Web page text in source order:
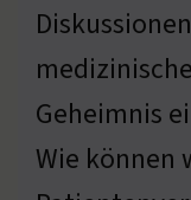
Geheimnis
Wie können